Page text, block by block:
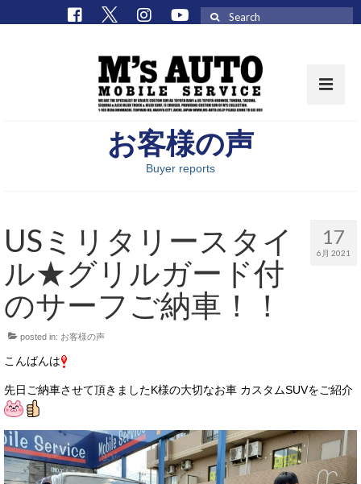
取扱車種一覧
M’sCollectionパーツ一覧
エムズオート
M’sCollection
エムズオートとは
店舗情報
店舗情報
お客様の声
Buyer reports
17
6月 2021
USミリタリースタイ
ル★グリルガード付
のサーフご納車！！
posted in: お客様の声
こんばんは
先日ご納車させて頂きましたK様の大切なお車 カスタムSUVをご紹介